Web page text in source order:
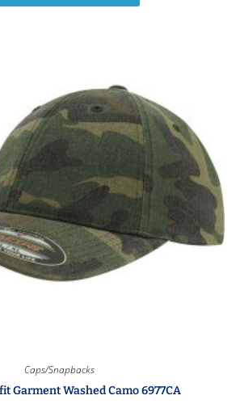
Caps/Snapbacks
Garment Washed Camo 6977CA